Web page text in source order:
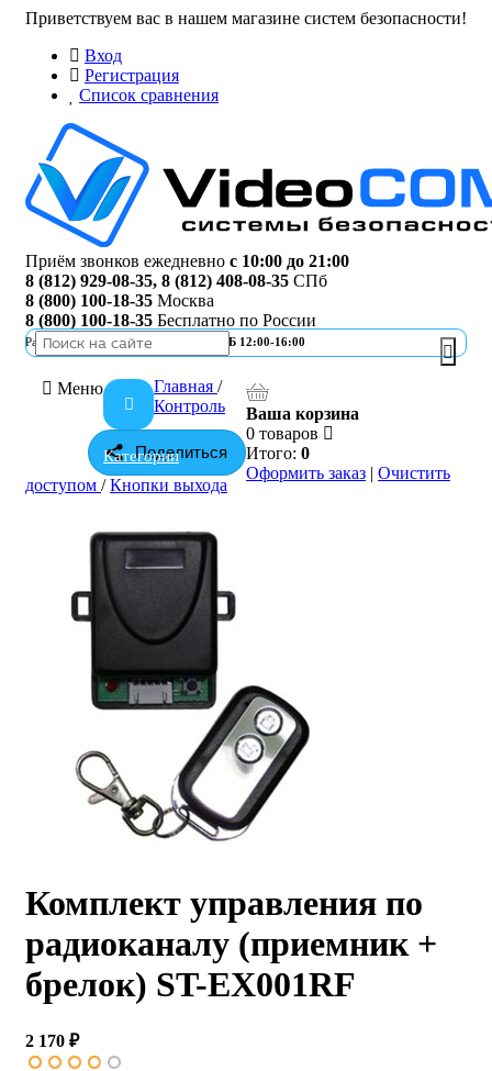
Приветствуем вас в нашем магазине систем безопасности!
Вход
Регистрация
Список сравнения
Приём звонков ежедневно с 10:00 до 21:00
8 (812) 929-08-35, 8 (812) 408-08-35 СПб
8 (800) 100-18-35 Москва
8 (800) 100-18-35 Бесплатно по России
Работа офисаПН-ПТ 10:00-19:00 | СБ 12:00-16:00
Меню
Категории
Ваша корзина
0 товаров
Итого: 0
Оформить заказ | Очистить
Поделиться
Главная /
Контроль
доступом /Кнопки выхода
Комплект управления по
радиоканалу (приемник +
брелок) ST-EX001RF
2 170 ₽